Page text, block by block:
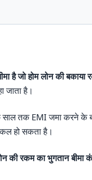
है जो होम लोन की
जाता है।
तक EMI जमा करने के
हो सकता है।
की रकम का भुगतान बीमा